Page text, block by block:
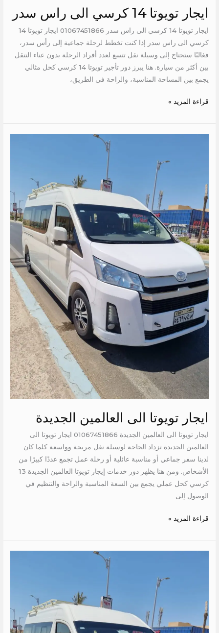
ايجار تويوتا 14 كرسي الى راس سدر
ايجار تويوتا 14 كرسي الى راس سدر 01067451866 ايجار تويوتا 14
كرسي الى راس سدر إذا كنت تخطط لرحلة جماعية إلى رأس سدر،
فغالبًا ستحتاج إلى وسيلة نقل تتسع لعدد أفراد الرحلة بدون عناء التنقل
بين أكثر من سيارة. هنا يبرز دور تأجير تويوتا 14 كرسي كحل مثالي
يجمع بين المساحة المناسبة، والراحة في الطريق،
قراءة المزيد »
ايجار تويوتا الى العالمين الجديدة
ايجار تويوتا الى العالمين الجديدة 01067451866 ايجار تويوتا الى
العالمين الجديدة تزداد الحاجة لوسيلة نقل مريحة وواسعة كلما كان
لدينا سفر جماعي أو مناسبة عائلية أو رحلة عمل تجمع عددًا كبيرًا من
الأشخاص. ومن هنا يظهر دور خدمات إيجار تويوتا العالمين الجديدة 13
كرسي كحل عملي يجمع بين السعة المناسبة والراحة والتنظيم في
الوصول إلى
الجديدة
قراءة المزيد »